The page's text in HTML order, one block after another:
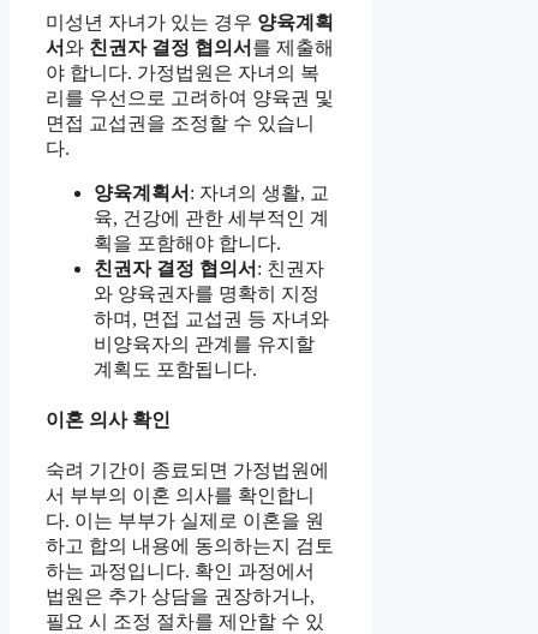
미성년 자녀가 있는 경우 양육계획
서 와 친권자 결정 협의서 를 제출해
야 합니다. 가정법원은 자녀의 복
리를 우선으로 고려하여 양육권 및
면접 교섭권을 조정할 수 있습니
다.
양육계획서 : 자녀의 생활, 교
육, 건강에 관한 세부적인 계
획을 포함해야 합니다.
친권자 결정 협의서 : 친권자
와 양육권자를 명확히 지정
하며, 면접 교섭권 등 자녀와
비양육자의 관계를 유지할
계획도 포함됩니다.
이혼 의사 확인
숙려 기간이 종료되면 가정법원에
서 부부의 이혼 의사를 확인합니
다. 이는 부부가 실제로 이혼을 원
하고 합의 내용에 동의하는지 검토
하는 과정입니다. 확인 과정에서
법원은 추가 상담을 권장하거나,
필요 시 조정 절차를 제안할 수 있